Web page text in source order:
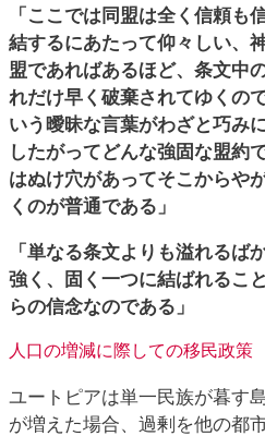
「ここでは同盟は全く信頼も
結するにあたって仰々しい、
盟であればあるほど、条文中
れだけ早く破棄されてゆくの
いう曖昧な言葉がわざと巧み
したがってどんな強固な盟約
はぬけ穴があってそこからや
くのが普通である」
「単なる条文よりも溢れるば
強く、固く一つに結ばれるこ
らの信念なのである」
人口の増減に際しての移民政策
ユートピアは単一民族が暮す
が増えた場合、過剰を他の都